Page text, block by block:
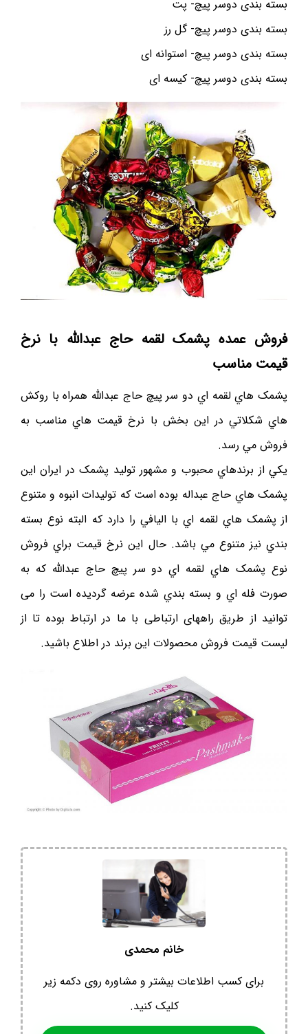
بسته بندی دوسر پیچ- پت
بسته بندی دوسر پیچ- گل رز
بسته بندی دوسر پیچ- استوانه ای
بسته بندی دوسر پیچ- کیسه ای
فروش عمده پشمک لقمه حاج عبدالله با نرخ
قیمت مناسب
پشمک هاي لقمه اي دو سر پيچ حاج عبدالله همراه با روکش
هاي شکلاتي در اين بخش با نرخ قيمت هاي مناسب به
فروش مي رسد.
يکي از برندهاي محبوب و مشهور توليد پشمک در ايران اين
پشمک هاي حاج عبداله بوده است که توليدات انبوه و متنوع
از پشمک هاي لقمه اي با اليافي را دارد که البته نوع بسته
بندي نيز متنوع مي باشد. حال اين نرخ قيمت براي فروش
نوع پشمک هاي لقمه اي دو سر پيچ حاج عبدالله که به
صورت فله اي و بسته بندي شده عرضه گردیده است را می
توانید از طریق راههای ارتباطی با ما در ارتباط بوده تا از
لیست قیمت فروش محصولات این برند در اطلاع باشید.
خانم محمدی
برای کسب اطلاعات بیشتر و مشاوره روی دکمه زیر
کلیک کنید.